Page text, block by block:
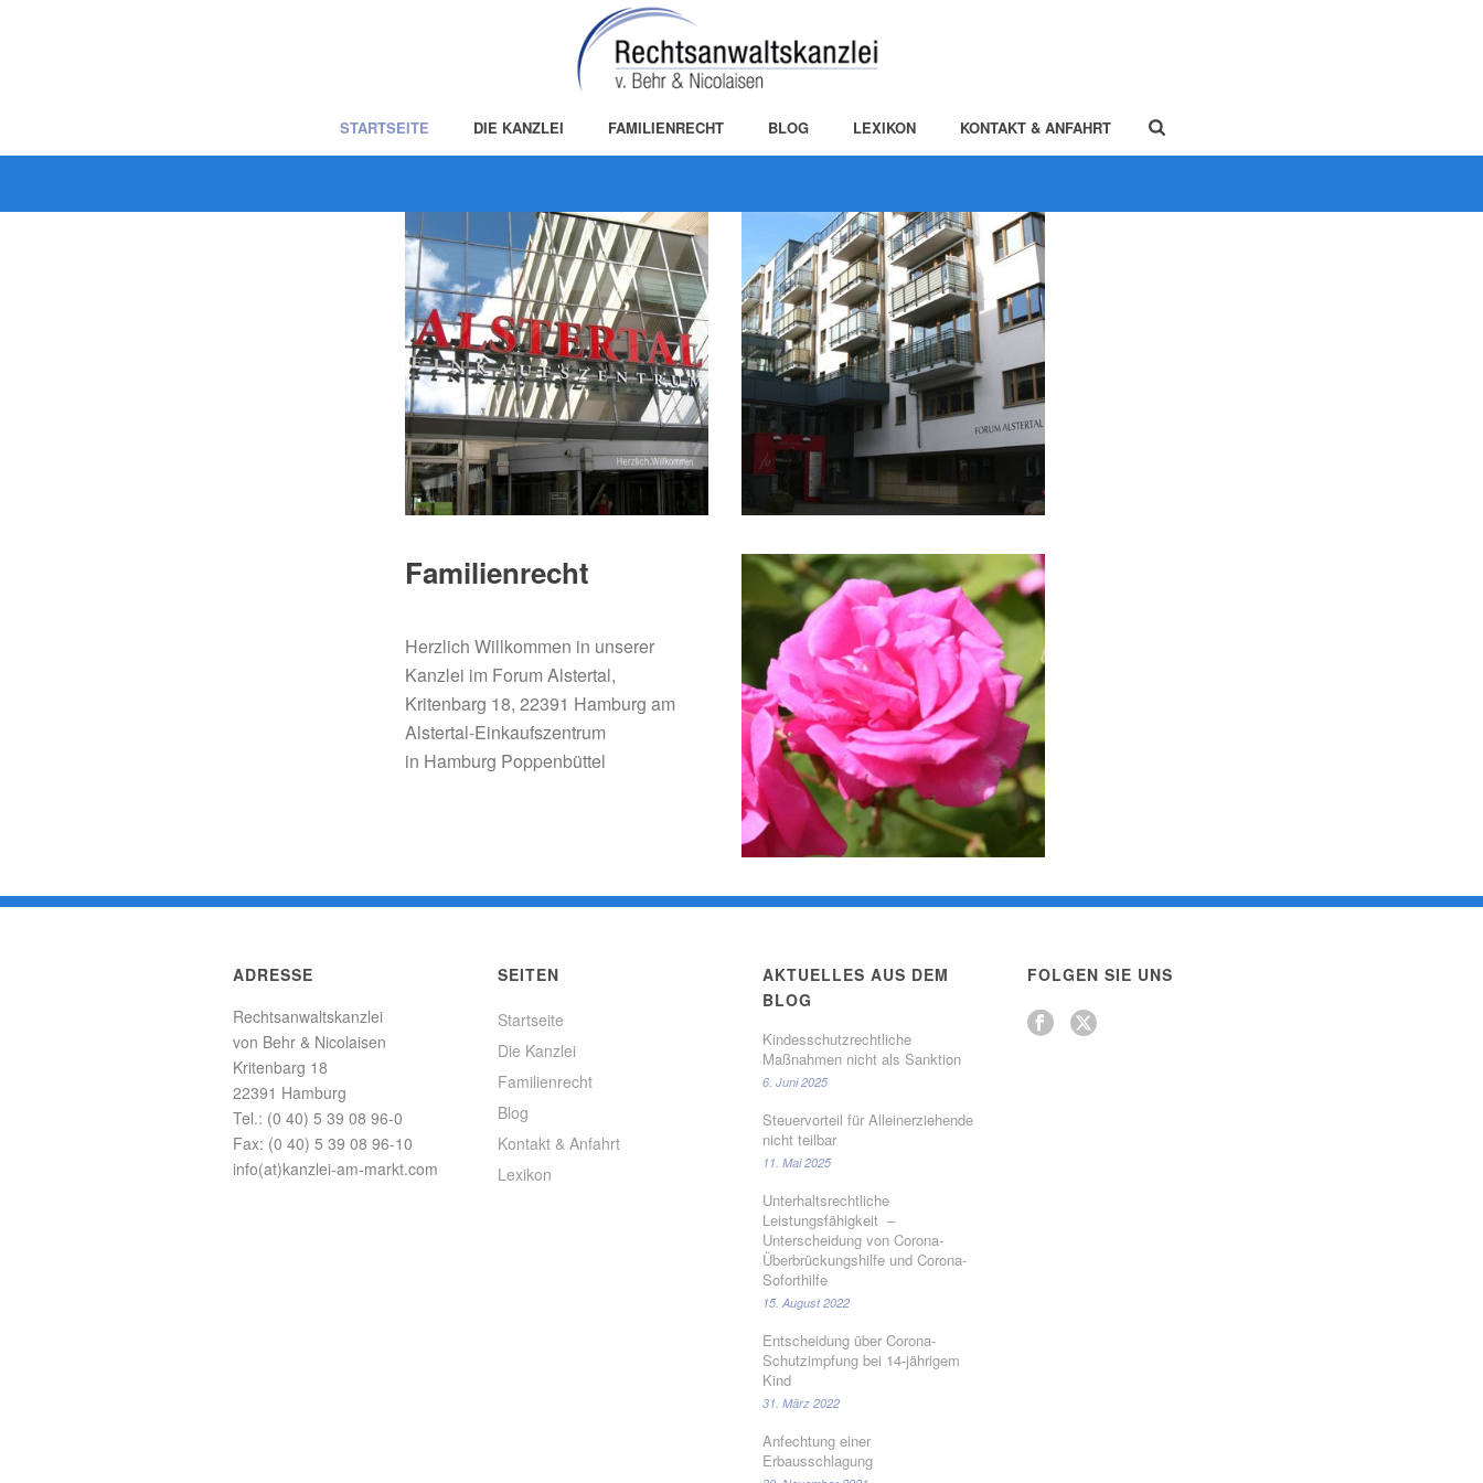
STARTSEITE DIE KANZLEI FAMILIENRECHT BLOG LEXIKON KONTAKT & ANFAHRT
Familienrecht
Herzlich Willkommen in unserer
Kanzlei im Forum Alstertal,
Kritenbarg 18, 22391 Hamburg am
Alstertal-Einkaufszentrum
in Hamburg Poppenbüttel
ADRESSE
Rechtsanwaltskanzlei
von Behr & Nicolaisen
Kritenbarg 18
22391 Hamburg
Tel.: (0 40) 5 39 08 96-0
Fax: (0 40) 5 39 08 96-10
info(at)kanzlei-am-markt.com
SEITEN
Startseite
Die Kanzlei
Familienrecht
Blog
Kontakt & Anfahrt
Lexikon
AKTUELLES AUS DEM
BLOG
Kindesschutzrechtliche
Maßnahmen nicht als Sanktion
6. Juni 2025
Steuervorteil für Alleinerziehende
nicht teilbar
11. Mai 2025
Unterhaltsrechtliche
Leistungsfähigkeit –
Unterscheidung von Corona-
Überbrückungshilfe und Corona-
Soforthilfe
15. August 2022
Entscheidung über Corona-
Schutzimpfung bei 14-jährigem
Kind
31. März 2022
Anfechtung einer
Erbausschlagung
FOLGEN SIE UNS